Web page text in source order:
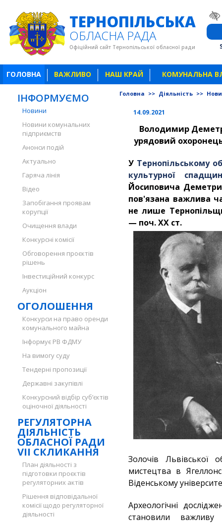
ТЕРНОПІЛЬСЬКА
ОБЛАСНА РАДА
Офіційний сайт Тернопільської обласної ради
ГОЛОВНА ВАЖЛИВО НАШ КРАЙ КОМУНАЛЬНА
ІНФОРМУЄМО
Новини
Новини комунальних
підприємств
Анонси подій
Актуально
Гаряча лінія
Відео
Запобігання проявам
корупції
Очищення влади
Конкурсні комісії
Обговорення проєктів
рішень
Інвестиційний конкурс
Аукціон
ОГОЛОШЕННЯ
Конкурси на право оренди
комунального майна
Інформує РВ ФДМУ
На вимогу суду
Тендерні пропозиції
Державні закупівлі
Конкурсний відбір суб’єктів
оціночної діяльності
РЕГУЛЯТОРНА
ДІЯЛЬНІСТЬ
ОБЛАСНОЇ РАДИ
VII СКЛИКАННЯ
План діяльності з
підготовки проєктів
регуляторних актів
Рішення відповідальної
комісії щодо регуляторної
діяльності
Головна >> Діяльність >>
14.09.2021
Володимир
урядовий
У Тернопільському
культурної
Йосиповича
пов'язана важлива
не лише
— поч. XX ст.
Золочів Львівської
мистецтва в
Віденському
Археологічні
становили важливу